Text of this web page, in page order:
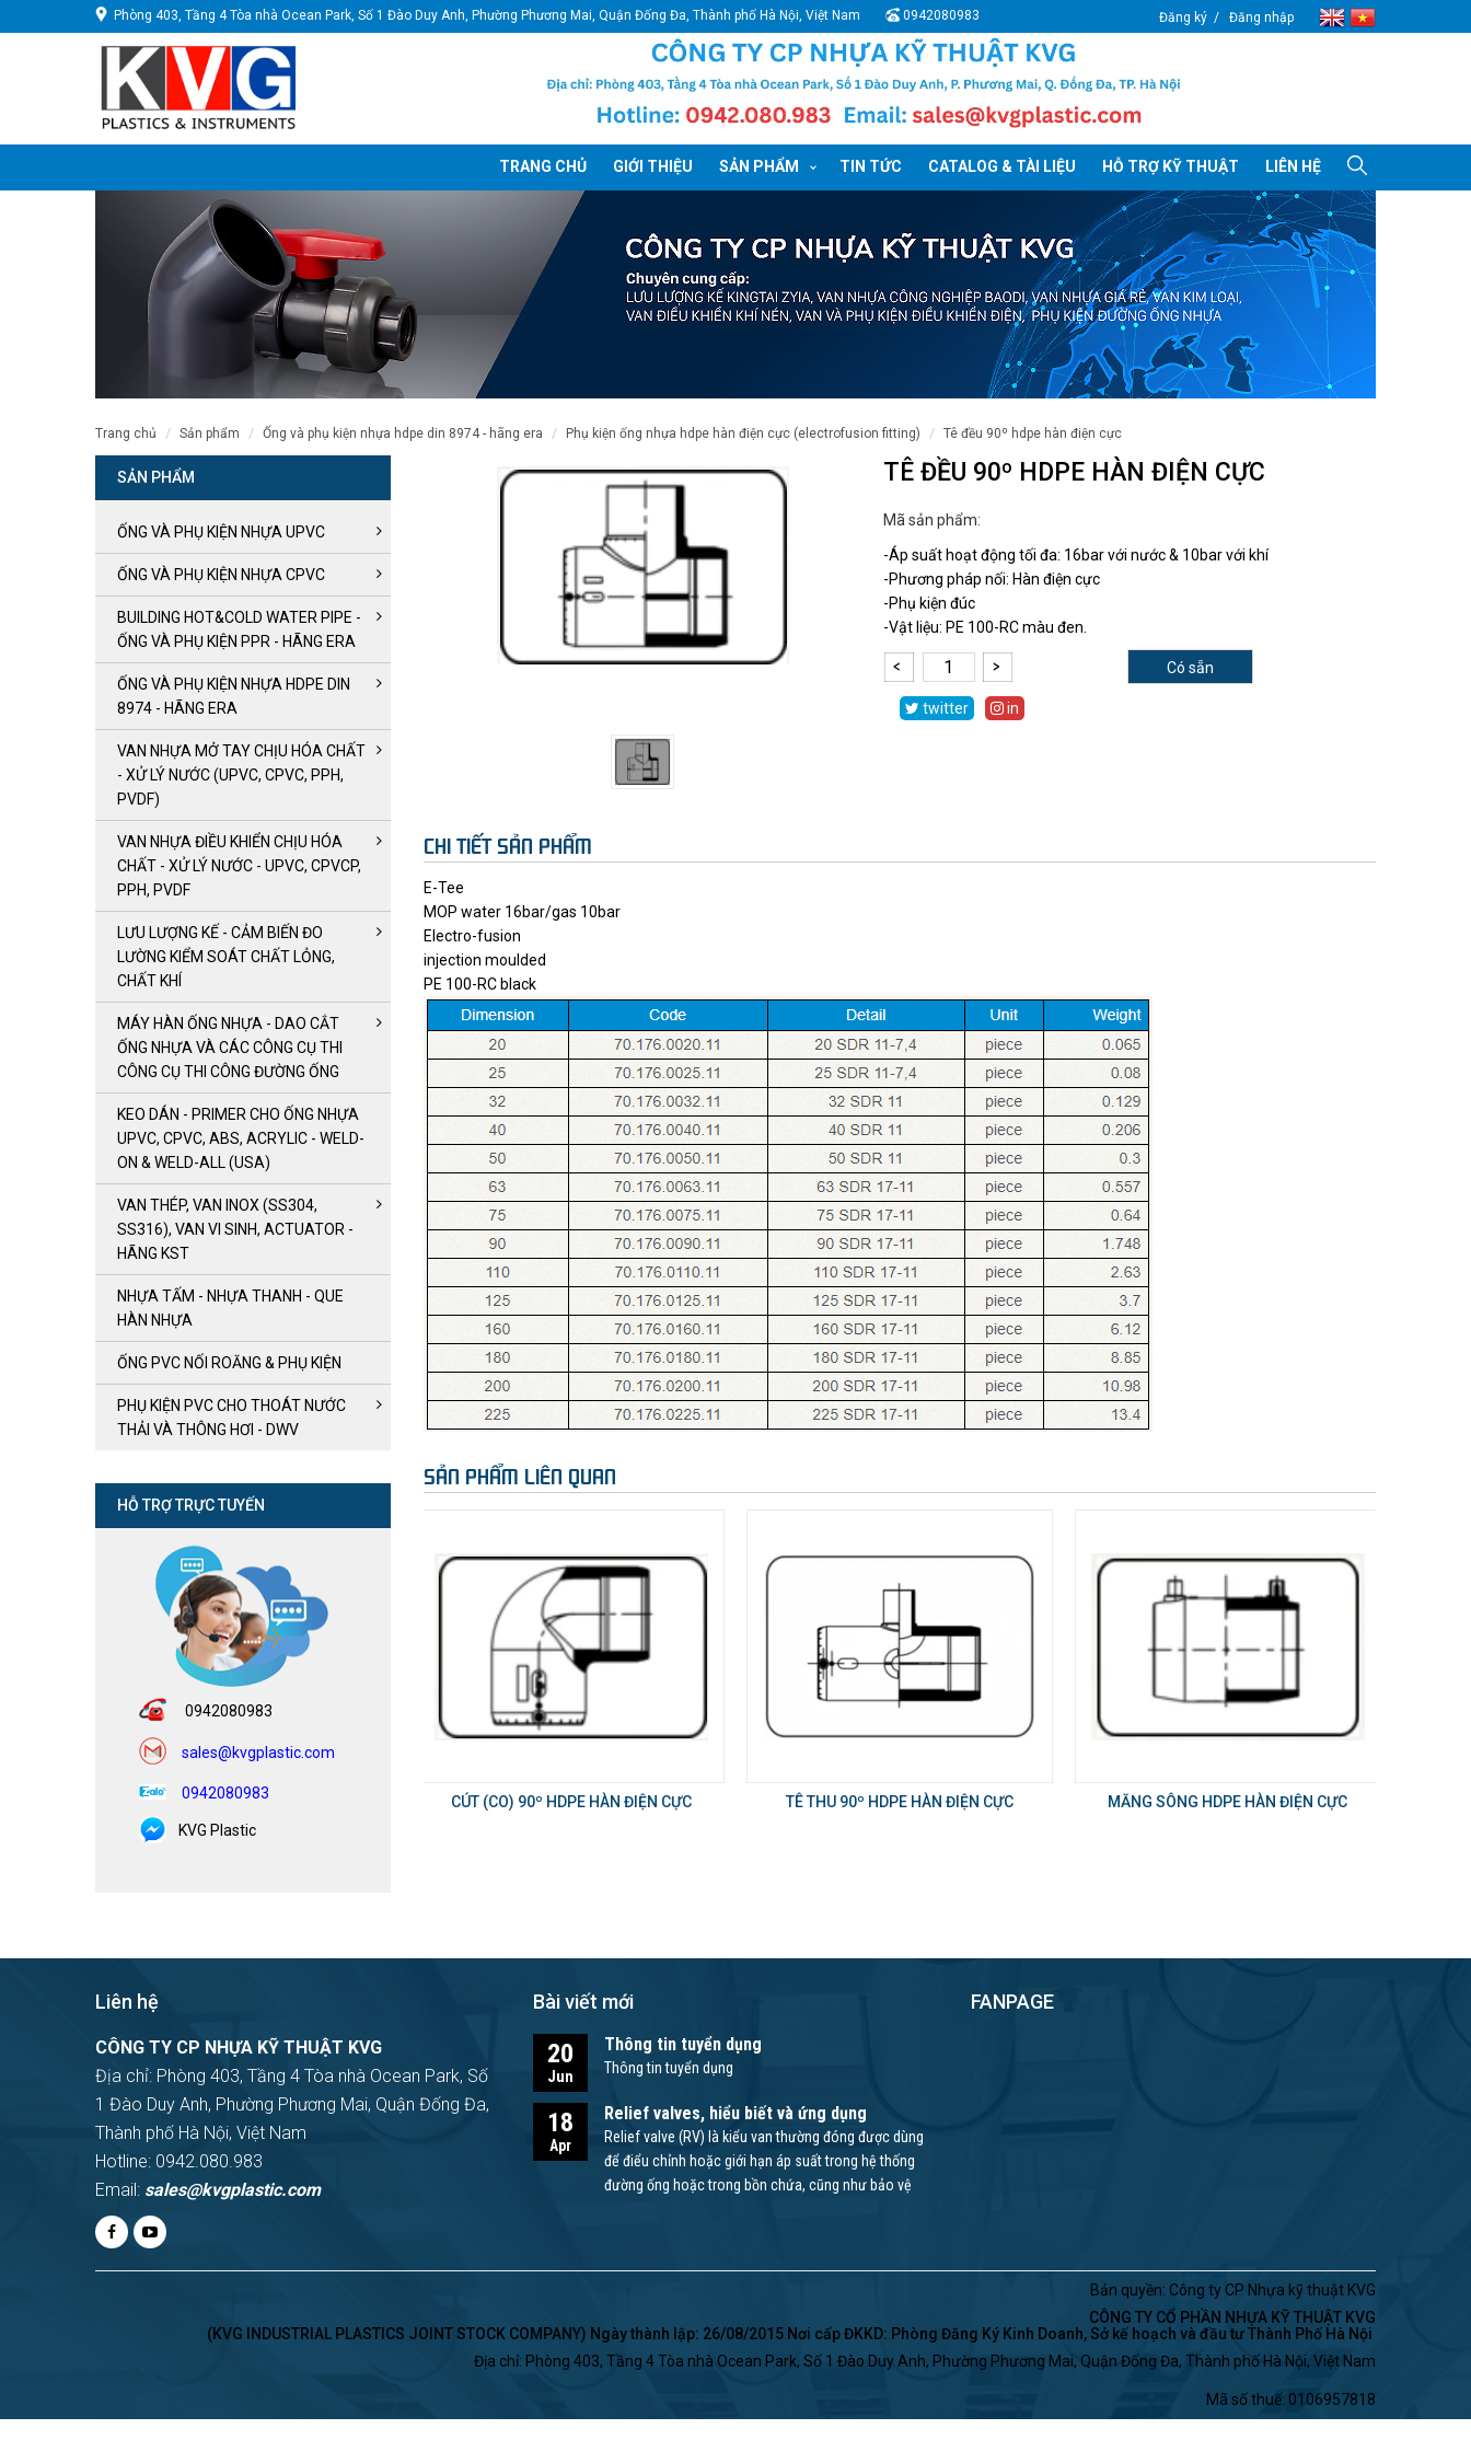
Phòng 403, Tầng 4 Tòa nhà Ocean Park, Số 1 Đào Duy Anh, Phường Phương Mai, Quận Đống Đa, Thành phố Hà Nội, Việt Nam 0942080983 Đăng ký Đăng nhập
TRANG CHỦ GIỚI THIỆU SẢN PHẨM TIN TỨC CATALOG & TÀI LIỆU HỖ TRỢ KỸ THUẬT LIÊN HỆ
trang chủ sản phẩm ống và phụ kiện nhựa hdpe din 8974 - hãng era phụ kiện ống nhựa hdpe hàn điện cực (electrofusion fitting) tê đều 90º hdpe hàn điện cực
SẢN PHẨM
ỐNG VÀ PHỤ KIỆN NHỰA UPVC
ỐNG VÀ PHỤ KIỆN NHỰA CPVC
BUILDING HOT&COLD WATER PIPE -
ỐNG VÀ PHỤ KIỆN PPR - HÃNG ERA
ỐNG VÀ PHỤ KIỆN NHỰA HDPE DIN
8974 - HÃNG ERA
VAN NHỰA MỞ TAY CHỊU HÓA CHẤT
- XỬ LÝ NƯỚC (UPVC, CPVC, PPH,
PVDF)
VAN NHỰA ĐIỀU KHIỂN CHỊU HÓA
CHẤT - XỬ LÝ NƯỚC - UPVC, CPVCP,
PPH, PVDF
LƯU LƯỢNG KẾ - CẢM BIẾN ĐO
LƯỜNG KIỂM SOÁT CHẤT LỎNG,
CHẤT KHÍ
MÁY HÀN ỐNG NHỰA - DAO CẮT
ỐNG NHỰA VÀ CÁC CÔNG CỤ THI
CÔNG CỤ THI CÔNG ĐƯỜNG ỐNG
KEO DÁN - PRIMER CHO ỐNG NHỰA
UPVC, CPVC, ABS, ACRYLIC - WELD-
ON & WELD-ALL (USA)
VAN THÉP, VAN INOX (SS304,
SS316), VAN VI SINH, ACTUATOR -
HÃNG KST
NHỰA TẤM - NHỰA THANH - QUE
HÀN NHỰA
ỐNG PVC NỐI ROĂNG & PHỤ KIỆN
PHỤ KIỆN PVC CHO THOÁT NƯỚC
THẢI VÀ THÔNG HƠI - DWV
HỖ TRỢ TRỰC TUYẾN
0942080983
sales@kvgplastic.com
0942080983
KVG Plastic
TÊ ĐỀU 90º HDPE HÀN ĐIỆN CỰC
Mã sản phẩm:
-Áp suất hoạt động tối đa: 16bar với nước & 10bar với khí
-Phương pháp nối: Hàn điện cực
-Phụ kiện đúc
-Vật liệu: PE 100-RC màu đen.
Có sẵn
twitter in
CHI TIẾT SẢN PHẨM
E-Tee
MOP water 16bar/gas 10bar
Electro-fusion
injection moulded
PE 100-RC black
SẢN PHẨM LIÊN QUAN
CÚT (CO) 90º HDPE HÀN ĐIỆN CỰC TÊ THU 90º HDPE HÀN ĐIỆN CỰC MĂNG SÔNG HDPE HÀN ĐIỆN CỰC
Liên hệ
CÔNG TY CP NHỰA KỸ THUẬT KVG
Địa chỉ: Phòng 403, Tầng 4 Tòa nhà Ocean Park, Số
1 Đào Duy Anh, Phường Phương Mai, Quận Đống Đa,
Thành phố Hà Nội, Việt Nam
Hotline: 0942.080.983
Email: sales@kvgplastic.com
Bài viết mới
20
Jun
Thông tin tuyển dụng
Thông tin tuyển dụng
18
Apr
Relief valves, hiểu biết và ứng dụng
Relief valve (RV) là kiểu van thường đóng được dùng
để điểu chỉnh hoặc giới hạn áp suất trong hệ thống
đường ống hoặc trong bồn chứa, cũng như bảo vệ
FANPAGE
Bản quyền: Công ty CP Nhựa kỹ thuật KVG
CÔNG TY CỔ PHẦN NHỰA KỸ THUẬT KVG
(KVG INDUSTRIAL PLASTICS JOINT STOCK COMPANY) Ngày thành lập: 26/08/2015 Nơi cấp ĐKKD: Phòng Đăng Ký Kinh Doanh, Sở kế hoạch và đầu tư Thành Phố Hà Nội
Địa chỉ: Phòng 403, Tầng 4 Tòa nhà Ocean Park, Số 1 Đào Duy Anh, Phường Phương Mai, Quận Đống Đa, Thành phố Hà Nội, Việt Nam
Mã số thuế: 0106957818